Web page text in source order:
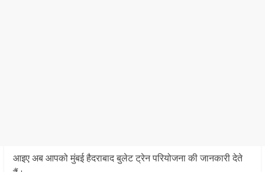
आइए अब आपको मुंबई हैदराबाद बुलेट ट्रेन परियोजना की जानकारी देते